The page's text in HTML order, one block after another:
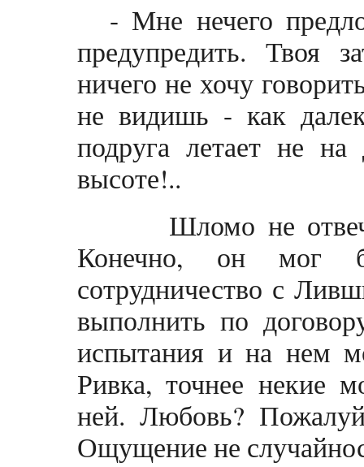
- Мне нечего
предупредить. Твоя
ничего не хочу
не видишь - как
подруга летает не на
высоте!..
Шломо не
Конечно, он мог
сотрудничество с
выполнить по
испытания и на нем
Ривка, точнее некие
ней. Любовь?
Ощущение не